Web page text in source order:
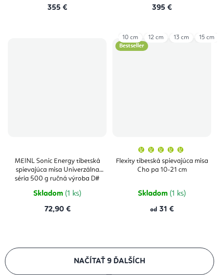
355 € 395 €
MEINL Sonic Energy tibetská
spievajúca misa Univerzálna
séria 500 g ručná výroba D#
Skladom (1 ks)
72,90 €
Bestseller
Flexity tibetská spievajúca misa
Cho pa 10-21 cm
produktu
je
5,0
Skladom (1 ks)
od 31 €
10 cm 12 cm 13 cm 15 cm
NAČÍTAŤ 9 ĎALŠÍCH